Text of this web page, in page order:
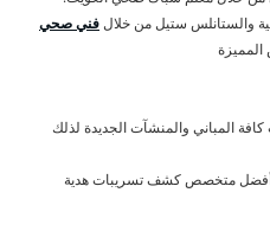
والستانلس ستيل من خلالفني صحي
المميزة
المباني والمنشآت الجديدة لذلك
أفضل متخصص كشف تسريبات هدية